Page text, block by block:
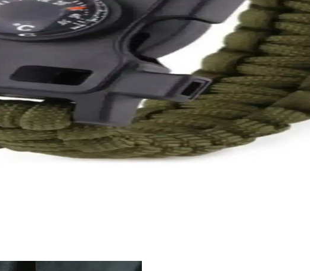
çakmak, sevgiliye hediye olarak ideal. Kullanıcı yorumları ve özellikleriyle
ve Çok Amaçlı Kullanım Özellikleri
kamp aktiviteleri için ideal, çeşitli araçlar ve dayanıklı malzemelerle
Matı Detaylı İnceleme ve Kullanım Özellikleri
Matı, konfor ve dayanıklılık sağlar, çeşitli egzersiz ve açık hava aktiviteleri
ve Açık Hava Aktiviteleri İçin Uygun
hızlı şişirme ve boşaltma sağlar, dayanıklı tasarımı ve çok yönlü